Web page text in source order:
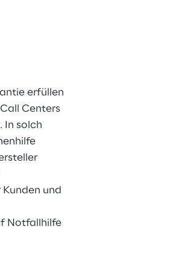
erfüllen
Centers
In solch
und
Notfallhilfe